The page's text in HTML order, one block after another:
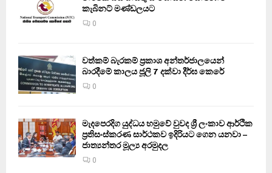
කැබිනට් මණ්ඩලයට
0
වත්කම් බැරකම් ප්‍රකාශ අන්තර්ජාලයෙන්
බාරදීමේ කාලය ජූලි 7 දක්වා දීර්ඝ කෙරේ
0
මැදපෙරදිග යුද්ධය හමුවේ වුවද ශ්‍රී ලංකාව ආර්ථික
ප්‍රතිසංස්කරණ සාර්ථකව ඉදිරියට ගෙන යනවා –
ජාත්‍යන්තර මූල්‍ය අරමුදල
0